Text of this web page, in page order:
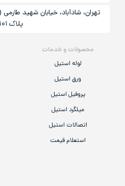
محصولات و خدمات
لوله استیل
ورق استیل
پروفیل استیل
میلگرد استیل
اتصالات استیل
استعلام قیمت
پلاک ۱۰۱